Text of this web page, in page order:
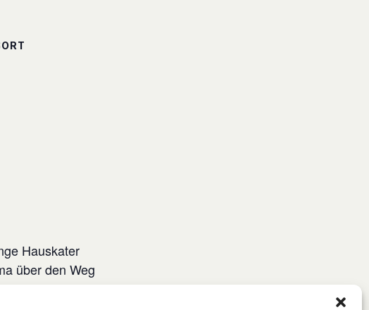
Hauskater
über den Weg
mit Sushi